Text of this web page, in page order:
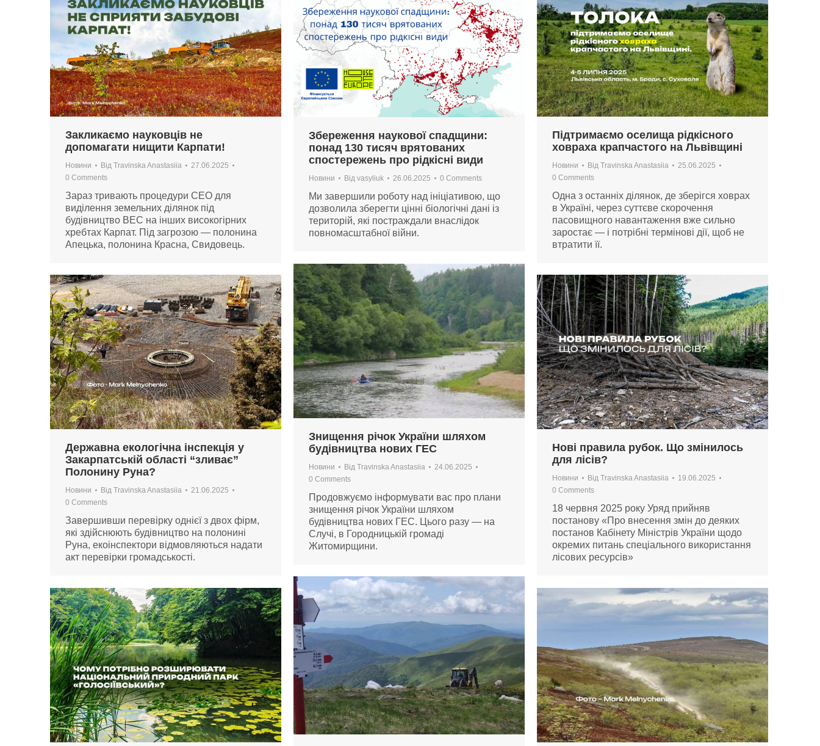
Закликаємо науковців не
допомагати нищити Карпати!
Новини Від Travinska Anastasiia
27.06.2025
0 Comments
Зараз тривають процедури СЕО для
виділення земельних ділянок під
будівництво ВЕС на інших високогірних
хребтах Карпат. Під загрозою — полонина
Апецька, полонина Красна, Свидовець.
Збереження наукової спадщини:
понад 130 тисяч врятованих
спостережень про рідкісні види
Новини Від vasyliuk 26.06.2025 0 Comments
Ми завершили роботу над ініціативою, що
дозволила зберегти цінні біологічні дані із
територій, які постраждали внаслідок
повномасштабної війни.
Підтримаємо оселища рідкісного
ховраха крапчастого на Львівщині
Новини Від Travinska Anastasiia
25.06.2025
0 Comments
Одна з останніх ділянок, де зберігся ховрах
в Україні, через суттєве скорочення
пасовищного навантаження вже сильно
заростає — і потрібні термінові дії, щоб не
втратити її.
Знищення річок України шляхом
будівництва нових ГЕС
Новини Від Travinska Anastasiia
24.06.2025
0 Comments
Продовжуємо інформувати вас про плани
знищення річок України шляхом
будівництва нових ГЕС. Цього разу — на
Случі, в Городницькій громаді
Житомирщини.
Державна екологічна інспекція у
Закарпатській області “зливає”
Полонину Руна?
Новини Від Travinska Anastasiia
21.06.2025
0 Comments
Завершивши перевірку однієї з двох фірм,
які здійснюють будівництво на полонині
Руна, екоінспектори відмовляються надати
акт перевірки громадськості.
Нові правила рубок. Що змінилось
для лісів?
Новини Від Travinska Anastasiia
19.06.2025
0 Comments
18 червня 2025 року Уряд прийняв
постанову «Про внесення змін до деяких
постанов Кабінету Міністрів України щодо
окремих питань спеціального використання
лісових ресурсів»